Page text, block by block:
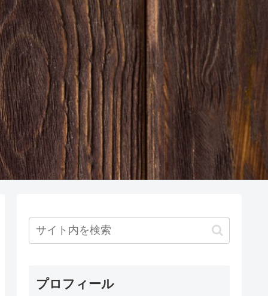
プロフィール